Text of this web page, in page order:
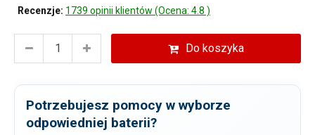
Recenzje: 1739 opinii klientów (Ocena: 4.8 )
Do koszyka
Potrzebujesz pomocy w wyborze
odpowiedniej baterii?